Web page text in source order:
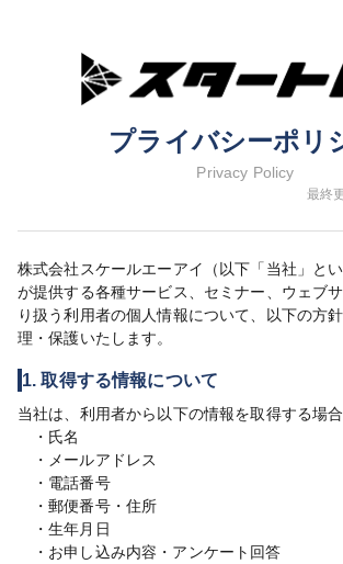
プライバシーポリ
Privacy Policy
最終
株式会社スケールエーアイ（以下「当社」と
が提供する各種サービス、セミナー、ウェブ
り扱う利用者の個人情報について、以下の方
理・保護いたします。
1. 取得する情報について
当社は、利用者から以下の情報を取得する場合
・ 氏名
・ メールアドレス
・ 電話番号
・郵便番号・住所
・生年月日
・ お申し込み内容・アンケート回答